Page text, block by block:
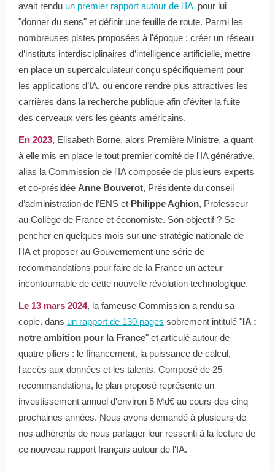
avait rendu un premier rapport autour de l'IA pour lui
"donner du sens" et définir une feuille de route. Parmi les
nombreuses pistes proposées à l'époque : créer un réseau
d’instituts interdisciplinaires d’intelligence artificielle, mettre
en place un supercalculateur conçu spécifiquement pour
les applications d’IA, ou encore rendre plus attractives les
carrières dans la recherche publique afin d’éviter la fuite
des cerveaux vers les géants américains.
En 2023, Elisabeth Borne, alors Première Ministre, a quant
à elle mis en place le tout premier comité de l'IA générative,
alias la Commission de l'IA composée de plusieurs experts
et co-présidée Anne Bouverot, Présidente du conseil
d’administration de l’ENS et Philippe Aghion, Professeur
au Collège de France et économiste. Son objectif ? Se
pencher en quelques mois sur une stratégie nationale de
l'IA et proposer au Gouvernement une série de
recommandations pour faire de la France un acteur
incontournable de cette nouvelle révolution technologique.
Le 13 mars 2024, la fameuse Commission a rendu sa
copie, dans un rapport de 130 pages sobrement intitulé "IA :
notre ambition pour la France" et articulé autour de
quatre piliers : le financement, la puissance de calcul,
l'accès aux données et les talents. Composé de 25
recommandations, le plan proposé représente un
investissement annuel d'environ 5 Md€ au cours des cinq
prochaines années. Nous avons demandé à plusieurs de
nos adhérents de nous partager leur ressenti à la lecture de
ce nouveau rapport français autour de l'IA.